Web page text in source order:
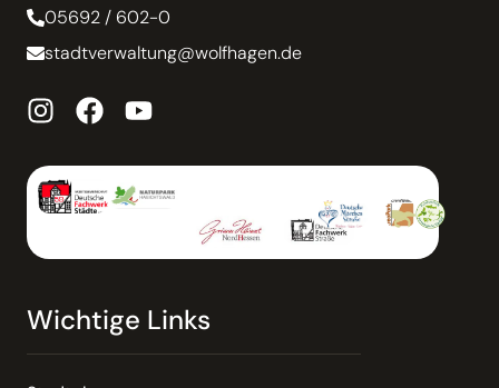
05692 / 602-0
stadtverwaltung@wolfhagen.de
Wichtige Links